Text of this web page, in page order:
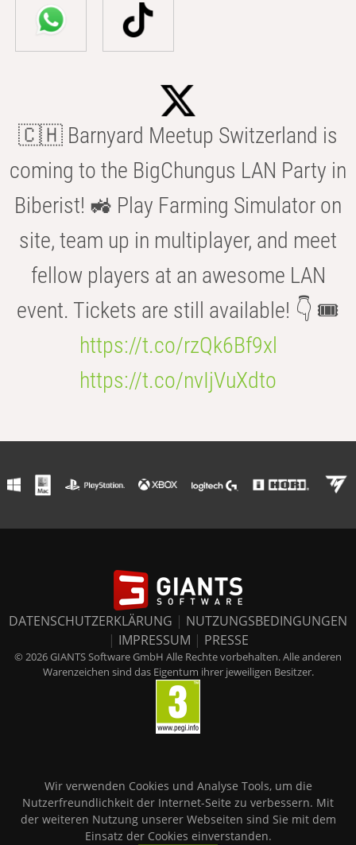
🇨🇭 Barnyard Meetup Switzerland is
coming to the BigChungus LAN Party in
Biberist! 🚜 Play Farming Simulator on
site, team up in multiplayer, and meet
fellow players at an awesome LAN
event. Tickets are still available! 👇 🎟️
https://t.co/rzQk6Bf9xl
https://t.co/nvIjVuXdto
DATENSCHUTZERKLÄRUNG | NUTZUNGSBEDINGUNGEN
| IMPRESSUM | PRESSE
© 2026 GIANTS Software GmbH Alle Rechte vorbehalten. Alle anderen
Warenzeichen sind das Eigentum ihrer jeweiligen Besitzer.
Wir verwenden Cookies und Analyse Tools, um die
Nutzerfreundlichkeit der Internet-Seite zu verbessern. Mit
der weiteren Nutzung unserer Webseiten sind Sie mit dem
Einsatz der Cookies einverstanden.